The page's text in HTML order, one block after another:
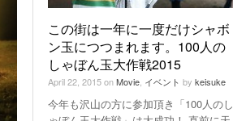
ウクレレ教室
View All
この街は一年に一度だけシャボ
ン玉につつまれます。100人の
しゃぼん玉大作戦2015
April 22, 2015onMovie イベント by keisuke
今年も沢山の方に参加頂き「100人のし